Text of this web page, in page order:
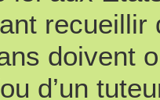
doivent
d’un